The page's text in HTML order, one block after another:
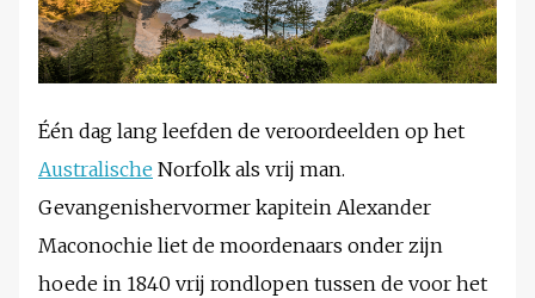
Één dag lang leefden de veroordeelden op het
Australische Norfolk als vrij man.
Gevangenishervormer kapitein Alexander
Maconochie liet de moordenaars onder zijn
hoede in 1840 vrij rondlopen tussen de voor het